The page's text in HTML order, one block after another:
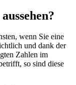
wenn Sie eine
und dank der
Zahlen im
so sind diese